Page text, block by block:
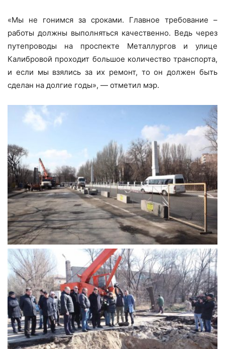
«Мы не гонимся за сроками. Главное требование –
работы должны выполняться качественно. Ведь через
путепроводы на проспекте Металлургов и улице
Калибровой проходит большое количество транспорта,
и если мы взялись за их ремонт, то он должен быть
сделан на долгие годы», — отметил мэр.